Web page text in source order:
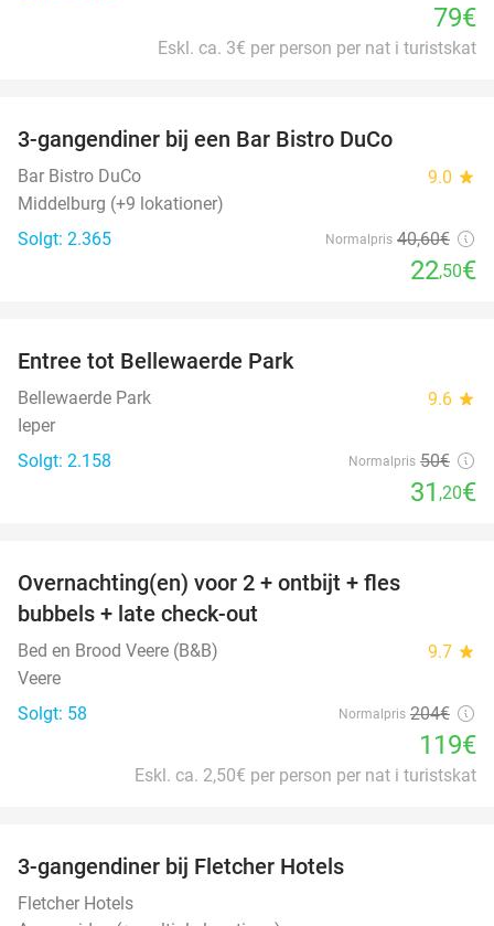
79€
Eskl. ca. 3€ per person per nat i turistskat
3-gangendiner bij een Bar Bistro DuCo
Bar Bistro DuCo 9.0 star
Middelburg (+9 lokationer)
Solgt: 2.365
Normalpris 40,60€
22,50€
Entree tot Bellewaerde Park
Bellewaerde Park 9.6 star
Ieper
Solgt: 2.158
Normalpris 50€
31 ,20€
Overnachting(en) voor 2 + ontbijt + fles
bubbels + late check-out
Bed en Brood Veere (B&B) 9.7 star
Veere
Solgt: 58
Normalpris 204€
119€
Eskl. ca. 2,50€ per person per nat i turistskat
3-gangendiner bij Fletcher Hotels
Fletcher Hotels